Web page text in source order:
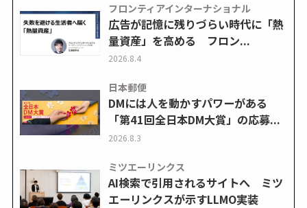
フロンティアインターナショナル
広告が記憶に残りづらい時代に「熱
量資産」を高める フロン...
2026.8.4
日本郵便
DMには人を動かすパワーがある
「第41回全日本DM大賞」の応募...
2026.8.3
ミツエーリンクス
AI検索で引用されるサイトへ ミツ
エーリンクスが示すLLMO実装